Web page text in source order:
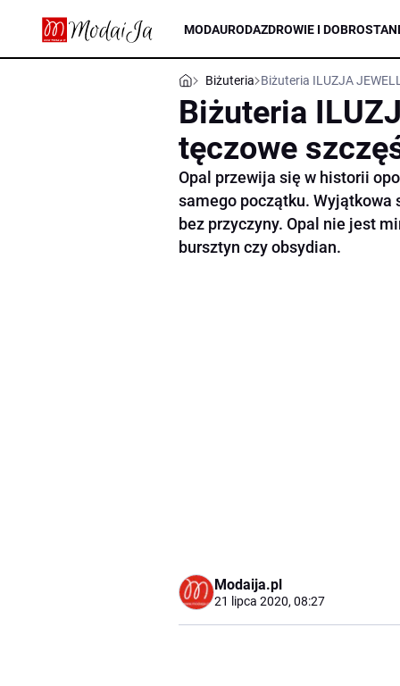
MODAURODAZDROWIE I DOBROSTAN
Biżuteria Biżuteria ILUZJA
Biżuteria
tęczowe
Opal przewija się w historii
samego początku.
bez przyczyny. Opal nie jest
bursztyn czy obsydian.
Modaija.pl
21 lipca 2020, 08:27